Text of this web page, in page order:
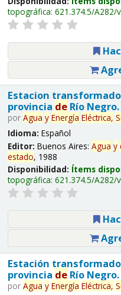
topográfica: 621.374.5/A282/
Estacion
provincia deRío Negro.
por Agua y Energía Eléctrica,
Idioma: Español
Editor: Buenos Aires: Agua y
estado, 1988
Disponibilidad: Ítems
topográfica: 621.374.5/A282/
Estación
provincia deRío Negro.
por Agua y Energía Eléctrica,